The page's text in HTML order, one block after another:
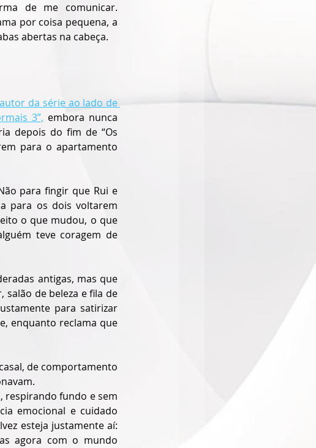
de me comunicar.
por coisa pequena, a
abertas na cabeça.
da série ao lado de
3”, embora nunca
depois do fim de “Os
para o apartamento
para fingir que Rui e
para os dois voltarem
o que mudou, o que
teve coragem de
antigas, mas que
de beleza e fila de
para satirizar
enquanto reclama que
de comportamento
respirando fundo e sem
emocional e cuidado
esteja justamente aí:
agora com o mundo